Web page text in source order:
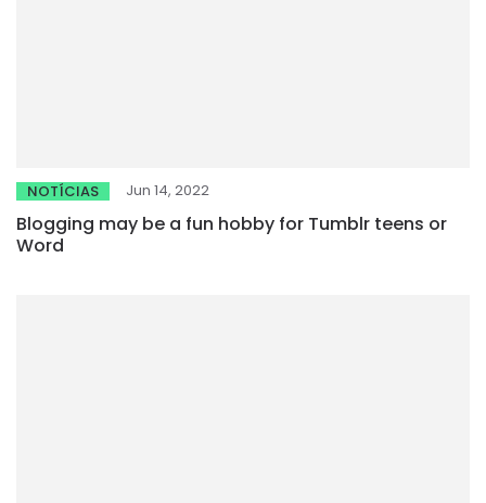
NOTÍCIAS Jun 14, 2022
Blogging may be a fun hobby for Tumblr teens or
Word